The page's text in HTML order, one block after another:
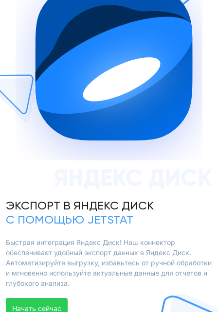
ЭКСПОРТ В ЯНДЕКС ДИСК
С ПОМОЩЬЮ JETSTAT
Быстрая интеграция Яндекс Диск! Наш коннектор
обеспечивает удобный экспорт данных в Яндекс Диск.
Автоматизируйте выгрузку, избавьтесь от ручной обработки
и мгновенно используйте актуальные данные для отчетов и
глубокого анализа.
Начать сейчас